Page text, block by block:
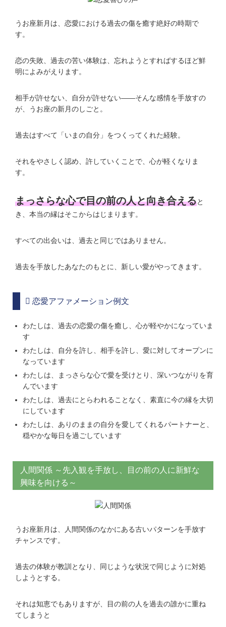
うお座新月は、恋愛における過去の傷を癒す絶好の時期で
す。
恋の失敗、過去の苦い体験は、忘れようとすればするほど鮮
明によみがえります。
相手が許せない、自分が許せない——そんな感情を手放すの
が、うお座の新月のしごと。
過去はすべて「いまの自分」をつくってくれた経験。
それをやさしく認め、許していくことで、心が軽くなりま
す。
まっさらな心で目の前の人と向き合えると
き、本当の縁はそこからはじまります。
すべての出会いは、過去と同じではありません。
過去を手放したあなたのもとに、新しい愛がやってきます。
恋愛アファメーション例文
わたしは、過去の恋愛の傷を癒し、心が軽やかになっていま
す
わたしは、自分を許し、相手を許し、愛に対してオープンに
なっています
わたしは、まっさらな心で愛を受けとり、深いつながりを育
んでいます
わたしは、過去にとらわれることなく、素直に今の縁を大切
にしています
わたしは、ありのままの自分を愛してくれるパートナーと、
穏やかな毎日を過ごしています
人間関係 ～先入観を手放し、目の前の人に新鮮な
興味を向ける～
うお座新月は、人間関係のなかにある古いパターンを手放す
チャンスです。
過去の体験が教訓となり、同じような状況で同じように対処
しようとする。
それは知恵でもありますが、目の前の人を過去の誰かに重ね
てしまうと